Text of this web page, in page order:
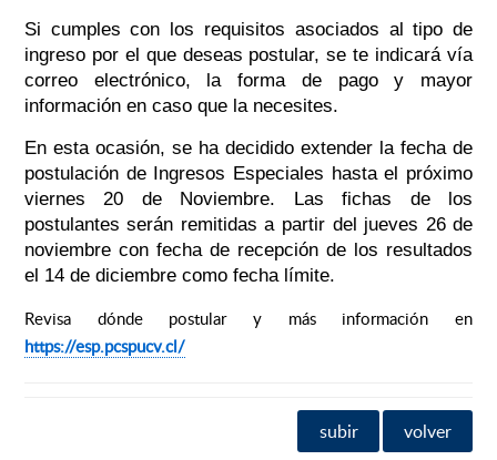
Si cumples con los requisitos asociados al tipo de
ingreso por el que deseas postular, se te indicará vía
correo electrónico, la forma de pago y mayor
información en caso que la necesites.
En esta ocasión, se ha decidido extender la fecha de
postulación de Ingresos Especiales hasta el próximo
viernes 20 de Noviembre. Las fichas de los
postulantes serán remitidas a partir del jueves 26 de
noviembre con fecha de recepción de los resultados
el 14 de diciembre como fecha límite.
Revisa dónde postular y más información en
https://esp.pcspucv.cl/
subir volver